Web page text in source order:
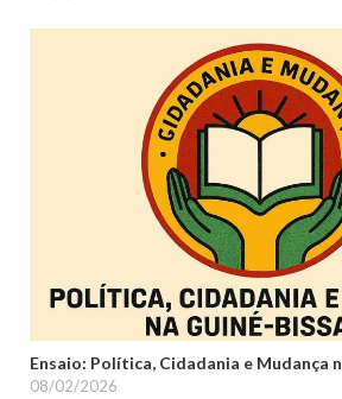
Ensaio: Política, Cidadania e Mudança
08/02/2026